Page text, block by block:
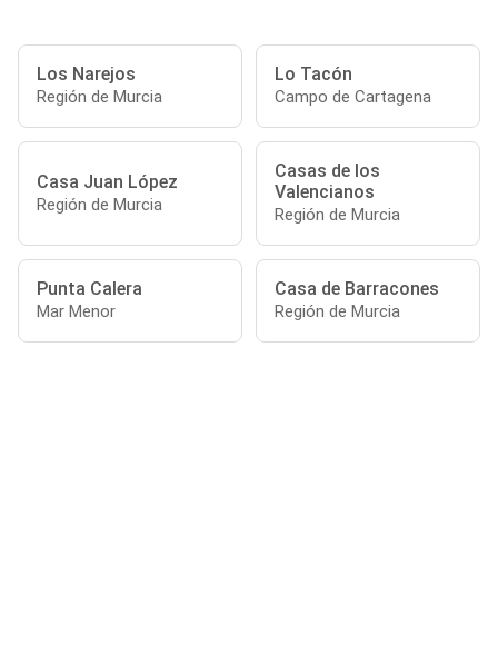
Los Narejos
Región de Murcia
Lo Tacón
Campo de Cartagena
Casa Juan López
Región de Murcia
Casas de los
Valencianos
Región de Murcia
Punta Calera
Mar Menor
Casa de Barracones
Región de Murcia